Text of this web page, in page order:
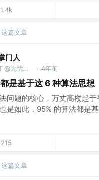
1.4k
篇文章
门人
螺丝钉 @无忧传媒 · 4年前
是基于这 6 种算法思想
问题的核心，万丈高楼起于
是如此，95% 的算法都是
215
篇文章